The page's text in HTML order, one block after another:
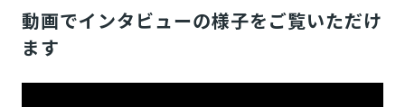
動画でインタビューの様子をご覧いただけ
ます